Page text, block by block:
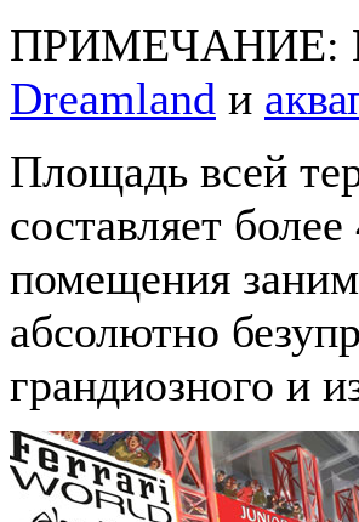
ПРИМЕЧАНИЕ: В
Dreamland и
Площадь всей
составляет
помещения
абсолютно
грандиозного и